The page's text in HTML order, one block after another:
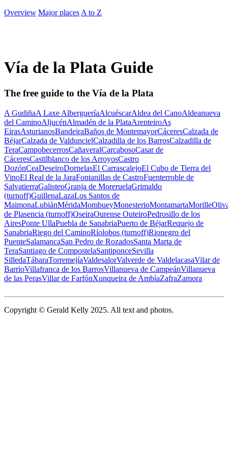
Overview Major places A to Z
Vía de la Plata Guide
The free guide to the Vía de la Plata
A GudiñaA Laxe AlbergueríaAlcuéscarAldea del CanoAldeanueva
del CaminoAljucénAlmadén de la PlataArenteiroAs
EirasAsturianosBandeiraBaños de MontemayorCáceresCalzada de
BéjarCalzada de ValduncielCalzadilla de los BarrosCalzadilla de
TeraCampobecerrosCañaveralCarcabosoCasar de
CáceresCastilblanco de los ArroyosCastro
DozónCeaDeseiroDornelasEl CarrascalejoEl Cubo de Tierra del
VinoEl Real de la JaraFontanillas de CastroFuenterroble de
SalvatierraGalisteoGranja de MoreruelaGrimaldo
(turnoff)GuillenaLazaLos Santos de
MaimonaLubiánMéridaMombueyMonesterioMontamartaMorille
de Plasencia (turnoff)OseiraOurense OuteiroPedrosillo de los
AiresPonte UllaPuebla de SanabriaPuerto de BéjarRequejo de
SanabriaRiego del CaminoRíolobos (turnoff)Rionegro del
PuenteSalamancaSan Pedro de RozadosSanta Marta de
TeraSantiago de CompostelaSantiponceSevilla
SilledaTábaraTorremejíaValdesalorValverde de ValdelacasaVilar de
BarrioVillafranca de los BarrosVillanueva de CampeánVillanueva
de las PerasVillar de FarfónXunqueira de AmbíaZafraZamora
Copyright © Gerald Kelly 2025. All text and photos.